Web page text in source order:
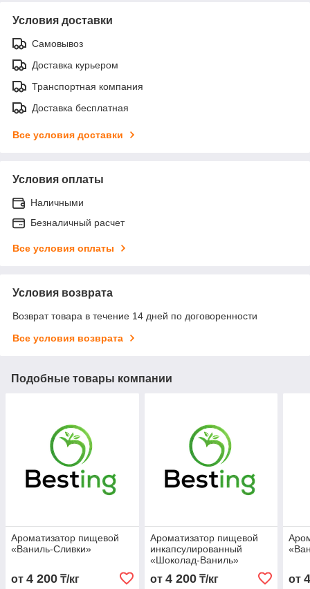
Условия доставки
Самовывоз
Доставка курьером
Транспортная компания
Доставка бесплатная
Все условия доставки
Условия оплаты
Наличными
Безналичный расчет
Все условия оплаты
Условия возврата
Возврат товара в течение 14 дней по договоренности
Все условия возврата
Подобные товары компании
Ароматизатор пищевой
«Ваниль-Сливки»
от 4 200 ₸/кг
Ароматизатор пищевой
инкапсулированный
«Шоколад-Ваниль»
от 4 200₸/кг от